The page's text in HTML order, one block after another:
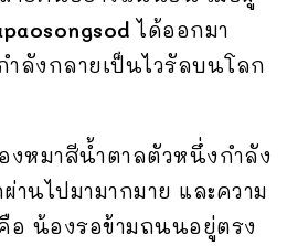
ได้ออกมา
ลังกลายเป็นไวรัลบนโลก
หมาสีน้ำตาลตัวหนึ่งกำลัง
นไปมามากมาย และความ
อ น้องรอข้ามถนนอยู่ตรง